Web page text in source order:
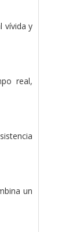
vívida y
real,
un